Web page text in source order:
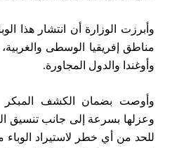
وأبرزت الوزارة أن انتشار هذا
مناطق إفريقيا الوسطى والغربية،
وأوغندا والدول المجاورة.
وأوصت بضمان الكشف المبكر
وعزلها بسرعة إلى جانب تنسيق
للحد من أي خطر لاستيراد الوباء